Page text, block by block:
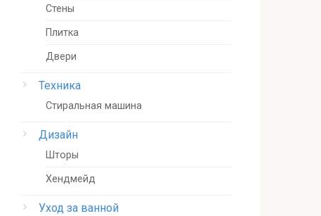
Стены
Плитка
Двери
Техника
Стиральная машина
Дизайн
Шторы
Хендмейд
Уход за ванной